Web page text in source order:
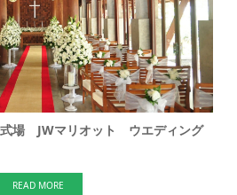
式場 JWマリオット ウエディング
READ MORE